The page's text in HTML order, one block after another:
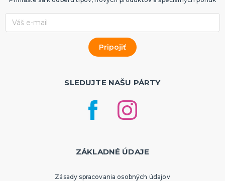
SLEDUJTE NAŠU PÁRTY
ZÁKLADNÉ ÚDAJE
Zásady spracovania osobných údajov